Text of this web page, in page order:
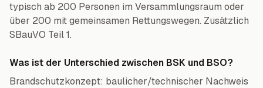
typisch ab 200 Personen im Versammlungsraum oder
über 200 mit gemeinsamen Rettungswegen. Zusätzlich
SBauVO Teil 1.
Was ist der Unterschied zwischen BSK und BSO?
Brandschutzkonzept: baulicher/technischer Nachweis